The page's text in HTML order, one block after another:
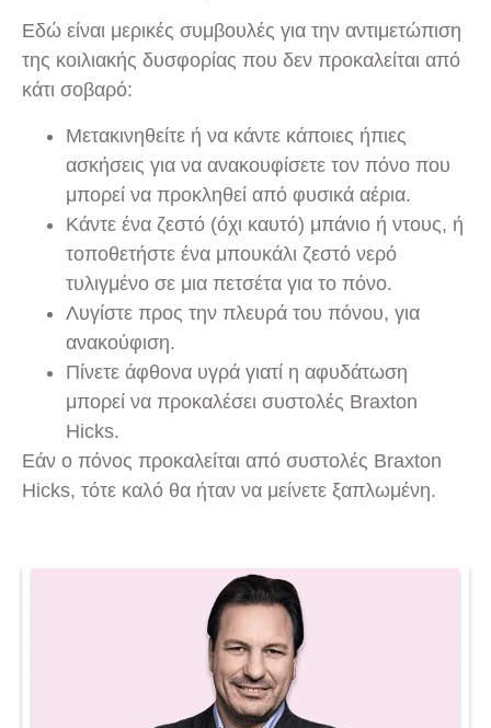
Εδώ είναι μερικές συμβουλές για την αντιμετώπιση
της κοιλιακής δυσφορίας που δεν προκαλείται από
κάτι σοβαρό:
Μετακινηθείτε ή να κάντε κάποιες ήπιες
ασκήσεις για να ανακουφίσετε τον πόνο που
μπορεί να προκληθεί από φυσικά αέρια.
Κάντε ένα ζεστό (όχι καυτό) μπάνιο ή ντους, ή
τοποθετήστε ένα μπουκάλι ζεστό νερό
τυλιγμένο σε μια πετσέτα για το πόνο.
Λυγίστε προς την πλευρά του πόνου, για
ανακούφιση.
Πίνετε άφθονα υγρά γιατί η αφυδάτωση
μπορεί να προκαλέσει συστολές Braxton
Hicks.
Εάν ο πόνος προκαλείται από συστολές Braxton
Hicks, τότε καλό θα ήταν να μείνετε ξαπλωμένη.